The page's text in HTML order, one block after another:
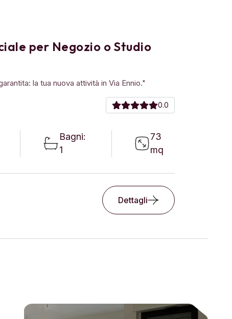
per Negozio o Studio
la tua nuova attività in Via Ennio."
0.0
Bagni:
1
73
mq
Dettagli